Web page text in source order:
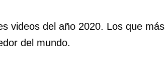
videos del año 2020. Los que más
del mundo.